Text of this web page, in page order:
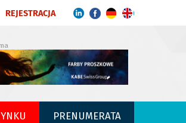
REJESTRACJA
PRENUMERATA